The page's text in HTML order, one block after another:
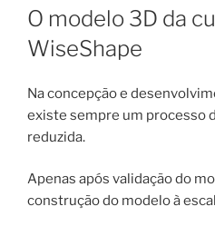
EM
O modelo 3D da
WiseShape
Na concepção e
existe sempre um processo
reduzida.
Apenas após validação do
construção do modelo à